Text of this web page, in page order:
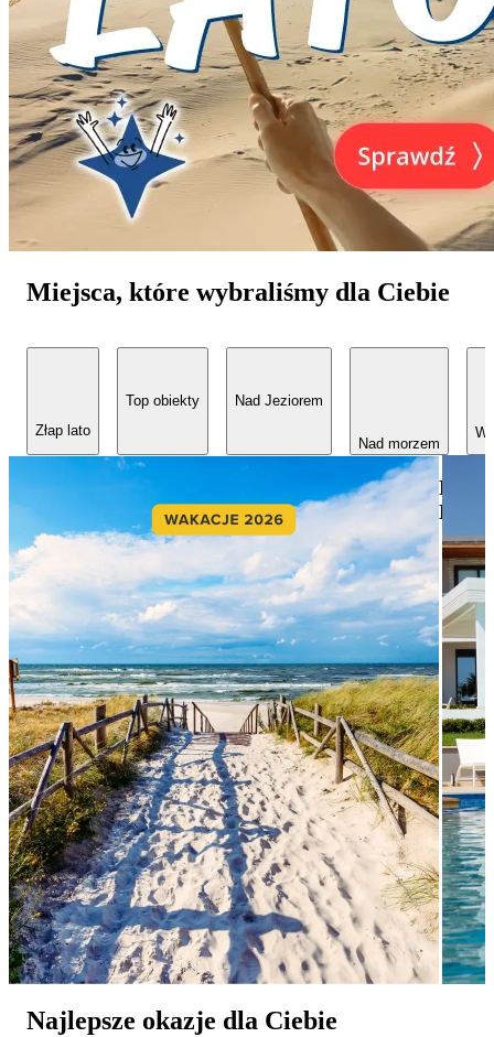
Miejsca, które wybraliśmy dla Ciebie
Złap lato
Top obiekty Nad Jeziorem
Nad morzem
W
Nad
Najlepsze okazje dla Ciebie